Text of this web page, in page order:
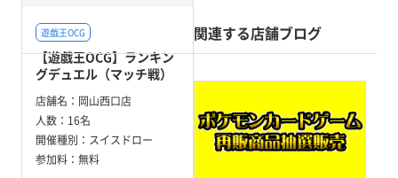
遊戯王OCG
【遊戯王OCG】ランキン
グデュエル（マッチ戦）
店舗名： 岡山西口店
人数： 16名
開催種別： スイスドロー
参加料： 無料
関連する店舗ブログ